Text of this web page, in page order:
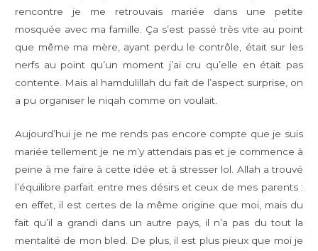
rencontre je me retrouvais mariée dans une petite
mosquée avec ma famille. Ça s’est passé très vite au point
que même ma mère, ayant perdu le contrôle, était sur les
nerfs au point qu’un moment j’ai cru qu’elle en était pas
contente. Mais al hamdulillah du fait de l’aspect surprise, on
a pu organiser le niqah comme on voulait.
Aujourd’hui je ne me rends pas encore compte que je suis
mariée tellement je ne m’y attendais pas et je commence à
peine à me faire à cette idée et à stresser lol. Allah a trouvé
l’équilibre parfait entre mes désirs et ceux de mes parents :
en effet, il est certes de la même origine que moi, mais du
fait qu’il a grandi dans un autre pays, il n’a pas du tout la
mentalité de mon bled. De plus, il est plus pieux que moi je